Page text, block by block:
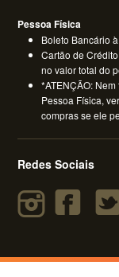
Pessoa Física
Boleto Bancário
Cartão de
no valor total do
*ATENÇÃO:
Pessoa Física,
compras se ele
Redes Sociais